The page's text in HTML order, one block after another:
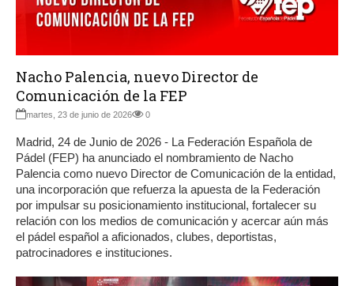
Nacho Palencia, nuevo Director de
Comunicación de la FEP
martes, 23 de junio de 2026 0
Madrid, 24 de Junio de 2026 - La Federación Española de
Pádel (FEP) ha anunciado el nombramiento de Nacho
Palencia como nuevo Director de Comunicación de la entidad,
una incorporación que refuerza la apuesta de la Federación
por impulsar su posicionamiento institucional, fortalecer su
relación con los medios de comunicación y acercar aún más
el pádel español a aficionados, clubes, deportistas,
patrocinadores e instituciones.